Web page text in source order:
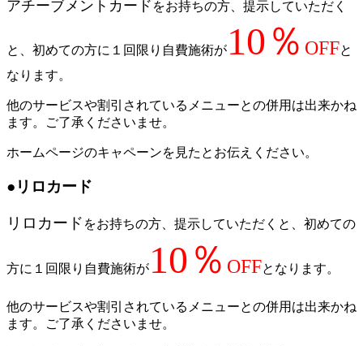
アチーブメントカード をお持ちの方、提示していただく
と、初めての方に１回限り自費施術が 10％ OFFと
なります。
他のサービスや割引されているメニューとの併用は出来かね
ます。ご了承くださいませ。
ホームページのキャペーンを見たとお伝えください。
●リロカード
リロカード をお持ちの方、提示していただくと、初めての
方に１回限り自費施術が 10％ OFFとなります。
他のサービスや割引されているメニューとの併用は出来かね
ます。ご了承くださいませ。